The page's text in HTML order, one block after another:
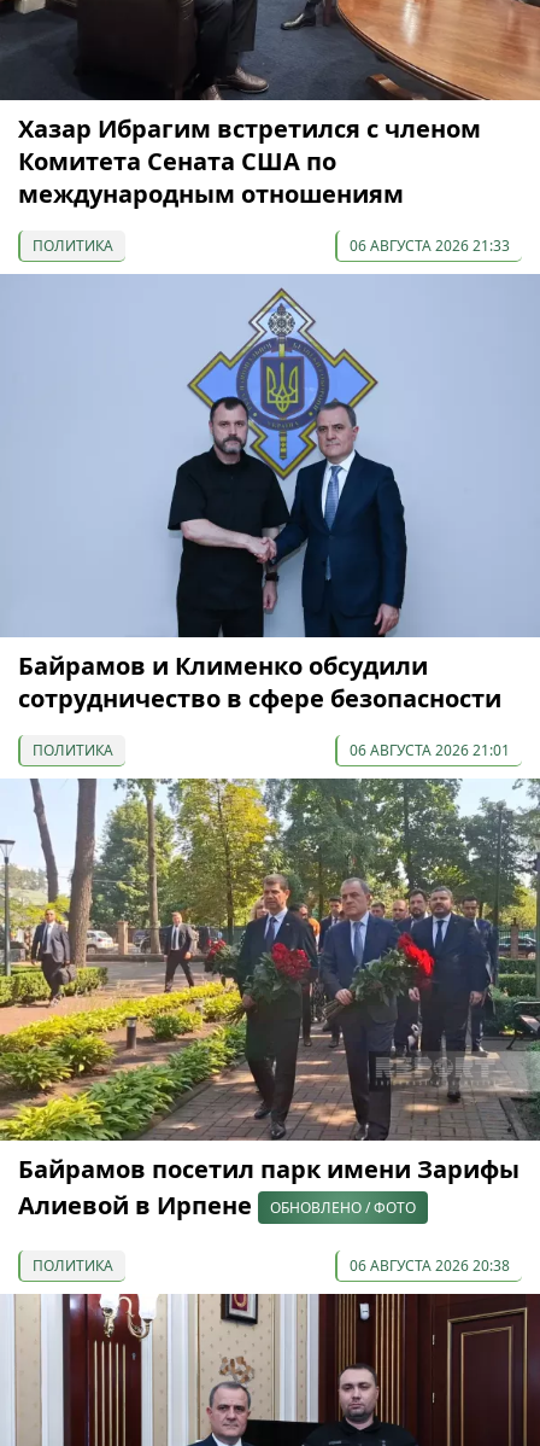
Хазар Ибрагим встретился с членом
Комитета Сената США по
международным отношениям
ПОЛИТИКА 06 АВГУСТА 2026 21:33
Байрамов и Клименко обсудили
сотрудничество в сфере безопасности
ПОЛИТИКА 06 АВГУСТА 2026 21:01
Байрамов посетил парк имени Зарифы
Алиевой в Ирпене
ОБНОВЛЕНО / ФОТО
ПОЛИТИКА 06 АВГУСТА 2026 20:38